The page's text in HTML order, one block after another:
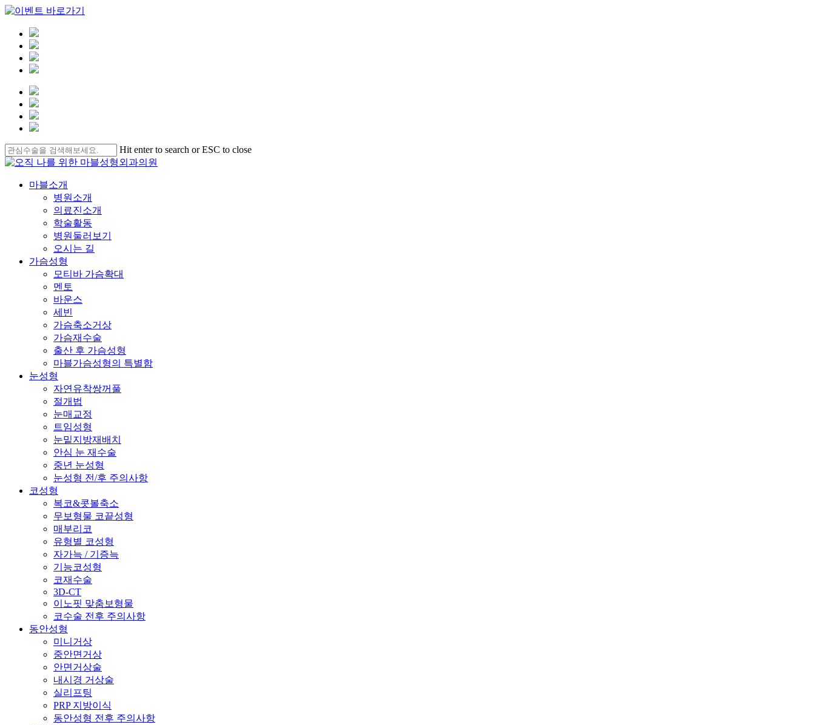
Skip
to
main
content
Hit enter to search or ESC to close
Close
Menu
마블소개
병원소개
의료진소개
학술활동
병원둘러보기
오시는 길
가슴성형
모티바 가슴확대
멘토
바운스
세빈
가슴축소거상
가슴재수술
출산 후 가슴성형
마블가슴성형의 특별함
눈성형
자연유착쌍꺼풀
절개법
눈매교정
트임성형
눈밑지방재배치
안심 눈 재수술
중년 눈성형
눈성형 전/후 주의사항
코성형
복코&콧볼축소
무보형물 코끝성형
매부리코
유형별 코성형
자가늑 / 기증늑
기능코성형
코재수술
3D-CT
이노핏 맞춤보형물
코수술 전후 주의사항
동안성형
미니거상
중안면거상
안면거상술
내시경 거상술
실리프팅
PRP 지방이식
동안성형 전후 주의사항